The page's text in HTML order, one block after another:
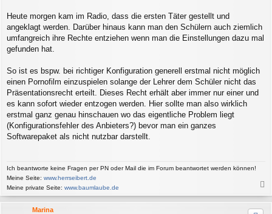
Heute morgen kam im Radio, dass die ersten Täter gestellt und
angeklagt werden. Darüber hinaus kann man den Schülern auch ziemlich
umfangreich ihre Rechte entziehen wenn man die Einstellungen dazu mal
gefunden hat.
So ist es bspw. bei richtiger Konfiguration generell erstmal nicht möglich
einen Pornofilm einzuspielen solange der Lehrer dem Schüler nicht das
Präsentationsrecht erteilt. Dieses Recht erhält aber immer nur einer und
es kann sofort wieder entzogen werden. Hier sollte man also wirklich
erstmal ganz genau hinschauen wo das eigentliche Problem liegt
(Konfigurationsfehler des Anbieters?) bevor man ein ganzes
Softwarepaket als nicht nutzbar darstellt.
Ich beantworte keine Fragen per PN oder Mail die im Forum beantwortet werden können!
Meine Seite: www.herrseibert.de
Meine private Seite: www.baumlaube.de
a
c
Marina